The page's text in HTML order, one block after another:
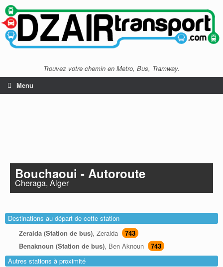
Trouvez votre chemin en Metro, Bus, Tramway.
Menu
Bouchaoui - Autoroute
Cheraga, Alger
Destinations au départ de cette station
Zeralda (Station de bus), Zeralda
743
Benaknoun (Station de bus), Ben Aknoun
743
Autres stations à proximité